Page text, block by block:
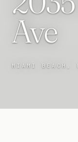
Ave
MIAMI BEACH,